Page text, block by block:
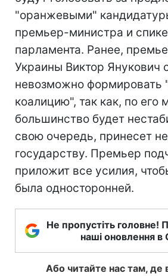
"оранжевыми"
премьер-министра и
парламента. Ранее,
Украины Виктор Янукович
невозможно формировать
коалицию", так как, по его
большинство будет
свою очередь, принесет
государству. Премьер
приложит все усилия,
была односторонней.
Не пропустіть головне!
наші оновлення в
Або читайте нас там, де